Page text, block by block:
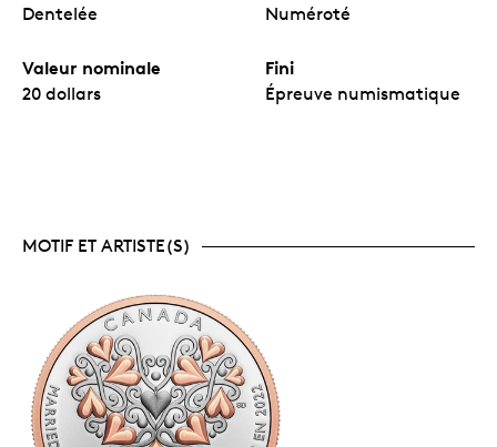
Dentelée Numéroté
Valeur nominale
20 dollars
Fini
Épreuve numismatique
MOTIF ET ARTISTE(S)